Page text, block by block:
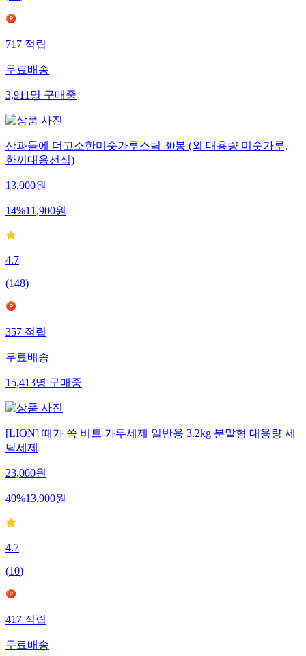
717적립
무료배송
3,911명구매중
산과들에 더고소한미숫가루스틱 30봉 (외 대용량 미숫가루,
한끼대용선식)
13,900원
14%11,900원
4.7
(148)
357적립
무료배송
15,413명구매중
[LION] 때가 쏙 비트 가루세제 일반용 3.2kg 분말형 대용량 세
탁세제
23,000원
40%13,900원
4.7
(10)
417적립
무료배송